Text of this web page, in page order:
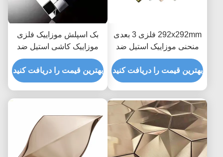
292x292mm فلزی 3 بعدی
منحنی موزاییک استیل ضد
زنگ کاشی دکور دیوار با
روکش PVD
بهترین قیمت را دریافت کنید
بک اسپلش موزاییک فلزی
موزاییک کاشی استیل ضد
زنگ مربعی 30x30 سانتی
متر
بهترین قیمت را دریافت کنید